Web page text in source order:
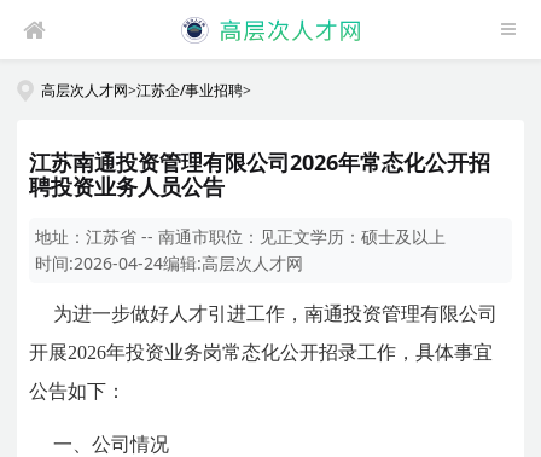
高层次人才网>江苏企/事业招聘>
江苏南通投资管理有限公司2026年常态化公开招
聘投资业务人员公告
地址：江苏省 -- 南通市职位： 见正文学历：硕士及以上
时间:2026-04-24编辑:高层次人才网
为进一步做好人才引进工作，南通投资管理有限公司
开展2026年投资业务岗常态化公开招录工作，具体事宜
公告如下：
一、公司情况